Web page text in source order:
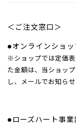
＜ご注文窓口＞
●オンラインショッ
※ショップでは定価
た金額は、当ショッ
し、メールでお知らせ
●ローズハート事業